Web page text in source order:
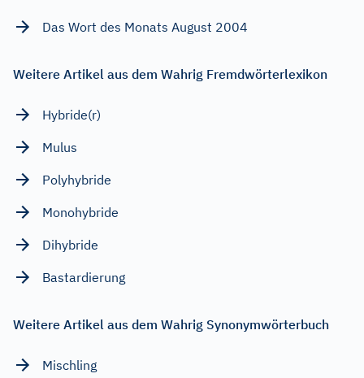
Das Wort des Monats August 2004
Weitere Artikel aus dem Wahrig Fremdwörterlexikon
Hybride(r)
Mulus
Polyhybride
Monohybride
Dihybride
Bastardierung
Weitere Artikel aus dem Wahrig Synonymwörterbuch
Mischling